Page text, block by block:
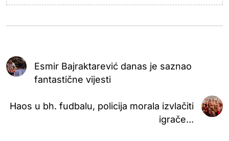
Esmir Bajraktarević danas je saznao
fantastične vijesti
Haos u bh. fudbalu, policija morala izvlačiti
igrače...